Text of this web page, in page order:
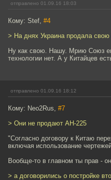
отправлено 01.09.16 18:03
Кому: Stef, #4
> На днях Украина продала
Ну как свою. Нашу. Мрию Союз
технологии нет. А у Китайцев
отправлено 01.09.16 18:12
Кому: Neo2Rus, #7
> Они не продают АН-225
"Согласно договору к Китаю
включая использование
Вообще-то в главном ты прав -
> а договорились о постройке